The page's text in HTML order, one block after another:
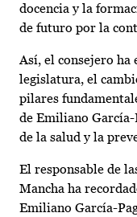
docencia y la
de futuro por la
Así, el consejero ha
legislatura, el
pilares
de Emiliano
de la salud y la
El responsable de
Mancha ha
Emiliano García-